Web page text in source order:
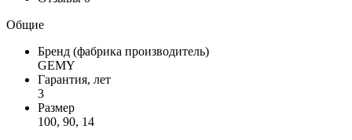
Общие
Бренд (фабрика производитель)
GEMY
Гарантия, лет
3
Размер
100, 90, 14